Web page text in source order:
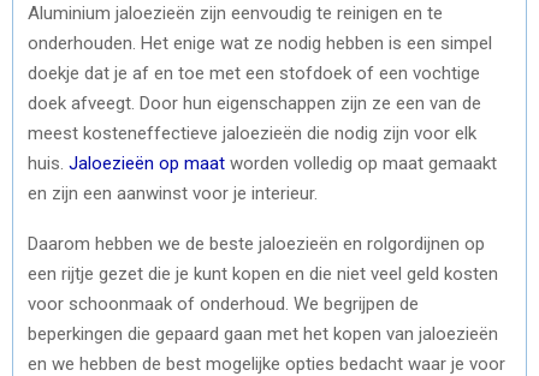
Aluminium jaloezieën zijn eenvoudig te reinigen en te
onderhouden. Het enige wat ze nodig hebben is een simpel
doekje dat je af en toe met een stofdoek of een vochtige
doek afveegt. Door hun eigenschappen zijn ze een van de
meest kosteneffectieve jaloezieën die nodig zijn voor elk
huis. Jaloezieën op maat worden volledig op maat gemaakt
en zijn een aanwinst voor je interieur.
Daarom hebben we de beste jaloezieën en rolgordijnen op
een rijtje gezet die je kunt kopen en die niet veel geld kosten
voor schoonmaak of onderhoud. We begrijpen de
beperkingen die gepaard gaan met het kopen van jaloezieën
en we hebben de best mogelijke opties bedacht waar je voor